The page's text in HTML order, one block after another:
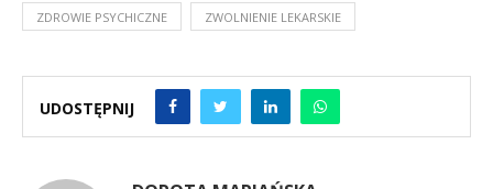
ZDROWIE PSYCHICZNE ZWOLNIENIE LEKARSKIE
UDOSTĘPNIJ